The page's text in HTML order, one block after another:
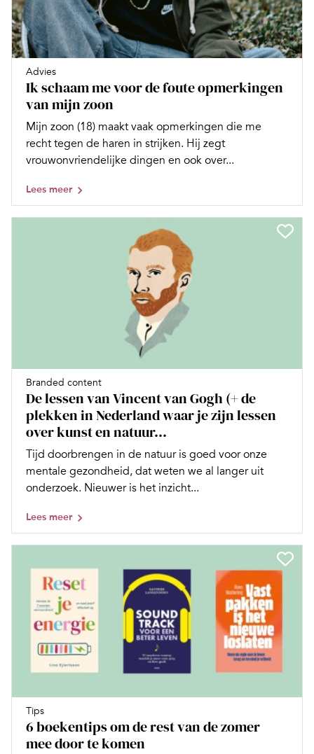
Advies
Ik schaam me voor de foute opmerkingen
van mijn zoon
Mijn zoon (18) maakt vaak opmerkingen die me
recht tegen de haren in strijken. Hij zegt
vrouwonvriendelijke dingen en ook over...
Lees meer
Branded content
De lessen van Vincent van Gogh (+ de
plekken in Nederland waar je zijn lessen
over kunst en natuur...
Tijd doorbrengen in de natuur is goed voor onze
mentale gezondheid, dat weten we al langer uit
onderzoek. Nieuwer is het inzicht...
Lees meer
Tips
6 boekentips om de rest van de zomer
mee door te komen